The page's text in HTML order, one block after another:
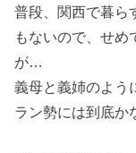
普段、関西で暮ら
もないので、せめ
が…
義母と義姉のよう
ラン勢には到底か